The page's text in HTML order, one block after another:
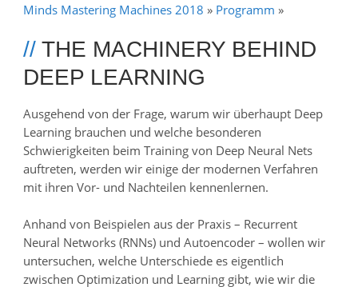
Minds Mastering Machines 2018 » Programm »
// THE MACHINERY BEHIND
DEEP LEARNING
Ausgehend von der Frage, warum wir überhaupt Deep
Learning brauchen und welche besonderen
Schwierigkeiten beim Training von Deep Neural Nets
auftreten, werden wir einige der modernen Verfahren
mit ihren Vor- und Nachteilen kennenlernen.
Anhand von Beispielen aus der Praxis – Recurrent
Neural Networks (RNNs) und Autoencoder – wollen wir
untersuchen, welche Unterschiede es eigentlich
zwischen Optimization und Learning gibt, wie wir die